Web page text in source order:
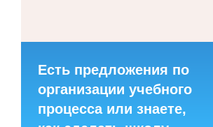
Есть предложения по
организации учебного
процесса или знаете,